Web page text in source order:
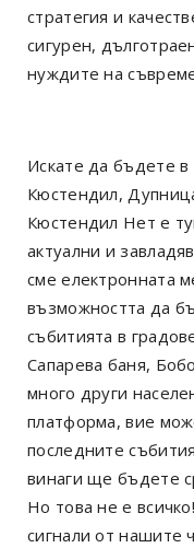
стратегия и
сигурен,
нуждите на
Искате да бъдете в
Кюстендил,
Кюстендил Нет е
актуални и
сме електронната
възможността да
събитията в
Сапарева баня,
много други
платформа, вие
последните
винаги ще бъдете
Но това не е
сигнали от нашите